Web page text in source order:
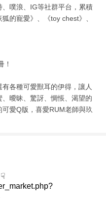
噗浪、IG等社群平台，累積
的寵愛》、《toy chest》、
！
各種可愛獸耳的伊得，讓人
曖昧、驚訝、惆悵、渴望的
愛Q版，喜愛RUM老師與玖